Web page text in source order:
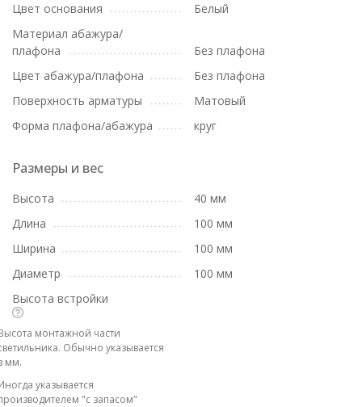
Цвет основания
Белый
Материал абажура/
плафона
Без плафона
Цвет абажура/плафона
Без плафона
Поверхность арматуры
Матовый
Форма плафона/абажура
круг
Размеры и вес
Высота
40 мм
Длина
100 мм
Ширина
100 мм
Диаметр
100 мм
Высота встройки
монтажной части
Обычно указывается
мм.
указывается
"с запасом"